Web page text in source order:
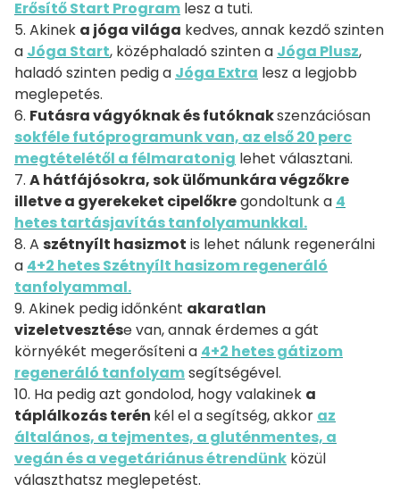
Erősítő Start Program lesz a tuti.
5. Akinek a jóga világa kedves, annak kezdő szinten
a Jóga Start, középhaladó szinten a Jóga Plusz,
haladó szinten pedig a Jóga Extra lesz a legjobb
meglepetés.
6. Futásra vágyóknak és futóknakszenzációsan
sokféle futóprogramunk van, az első 20 perc
megtételétől a félmaratonig lehet választani.
7. A hátfájósokra, sok ülőmunkára végzőkre
illetve a gyerekeket cipelőkregondoltunk a 4
hetes tartásjavítás tanfolyamunkkal.
8. A szétnyílt hasizmot is lehet nálunk regenerálni
a 4+2 hetes Szétnyílt hasizom regeneráló
tanfolyammal.
9. Akinek pedig időnként akaratlan
vizeletvesztése van, annak érdemes a gát
környékét megerősíteni a 4+2 hetes gátizom
regeneráló tanfolyamsegítségével.
10. Ha pedig azt gondolod, hogy valakinek a
táplálkozás terén kél el a segítség, akkor az
általános, a tejmentes, a gluténmentes, a
vegán és a vegetáriánus étrendünk közül
választhatsz meglepetést.